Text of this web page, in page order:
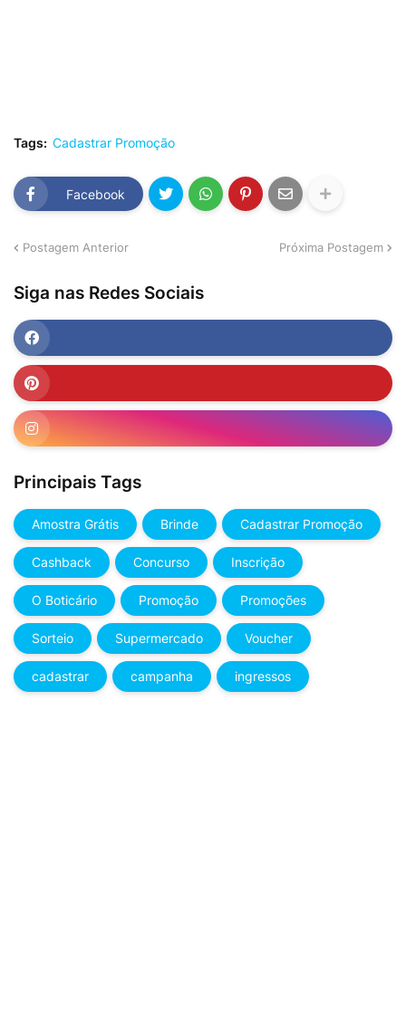
Tags: Cadastrar Promoção
Facebook
Postagem Anterior Próxima Postagem
Siga nas Redes Sociais
Principais Tags
Amostra Grátis Brinde Cadastrar Promoção
Cashback Concurso Inscrição
O Boticário Promoção Promoções
Sorteio Supermercado Voucher
cadastrar campanha ingressos